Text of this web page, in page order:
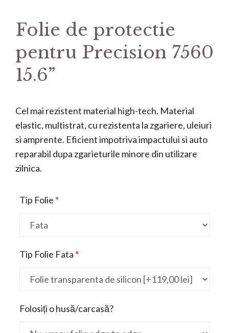
Folie de protectie
pentru Precision 7560
15.6”
Cel mai rezistent material high-tech. Material
elastic, multistrat, cu rezistenta la zgariere, uleiuri
si amprente. Eficient impotriva impactului si auto
reparabil dupa zgarieturile minore din utilizare
zilnica.
Tip Folie *
Tip Folie Fata *
Folosiți o husă/carcasă?